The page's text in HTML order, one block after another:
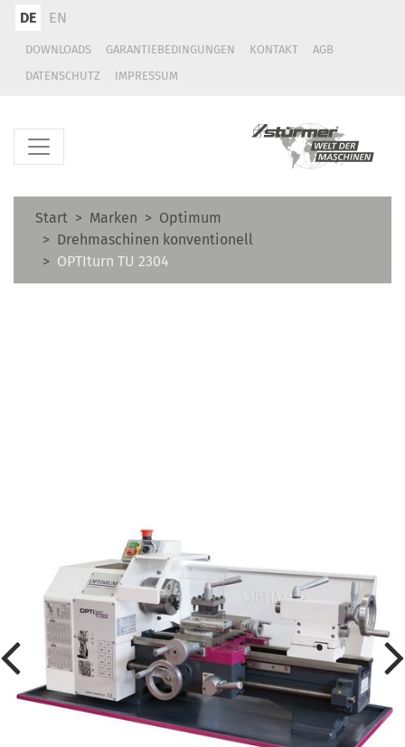
DE EN
DOWNLOADS GARANTIEBEDINGUNGEN KONTAKT
AGB
DATENSCHUTZ
IMPRESSUM
Start Marken
Optimum
Drehmaschinen konventionell
OPTIturn TU 2304